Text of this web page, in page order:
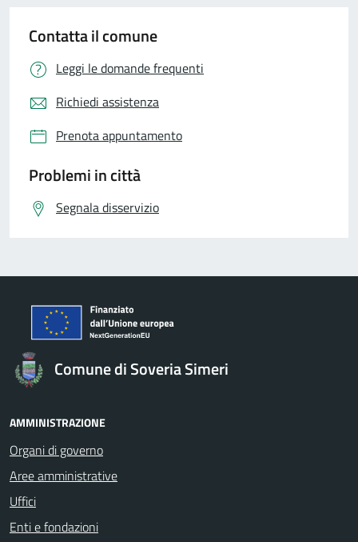
Contatta il comune
Leggi le domande frequenti
Richiedi assistenza
Prenota appuntamento
Problemi in città
Segnala disservizio
Comune di Soveria Simeri
AMMINISTRAZIONE
Organi di governo
Aree amministrative
Uffici
Enti e fondazioni